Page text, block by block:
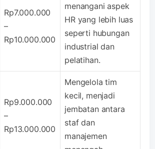
Rp7.000.000
–
Rp10.000.000
menangani aspek
HR yang lebih luas
seperti hubungan
industrial dan
pelatihan.
Rp9.000.000
–
Rp13.000.000
Mengelola tim
kecil, menjadi
jembatan antara
staf dan
manajemen